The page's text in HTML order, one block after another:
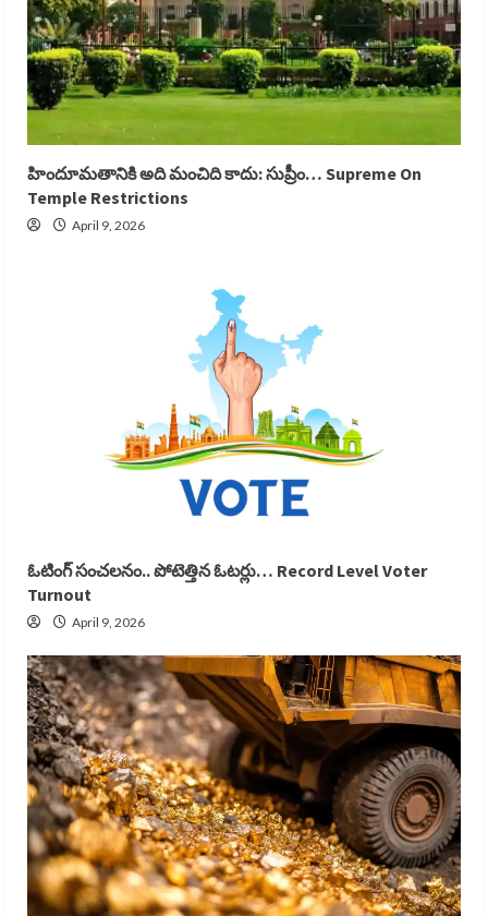
హిందూమతానికి అది మంచిది కాదు: సుప్రీం… Supreme On
Temple Restrictions
April 9, 2026
ఓటింగ్ సంచలనం.. పోటెత్తిన ఓటర్లు… Record Level Voter
Turnout
April 9, 2026